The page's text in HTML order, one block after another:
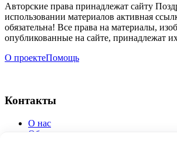
Авторские права принадлежат сайту
использовании материалов активная
обязательна! Все права на материалы,
опубликованные на сайте, принадлежат
О проектеПомощь
Контакты
О нас
Обратная связь